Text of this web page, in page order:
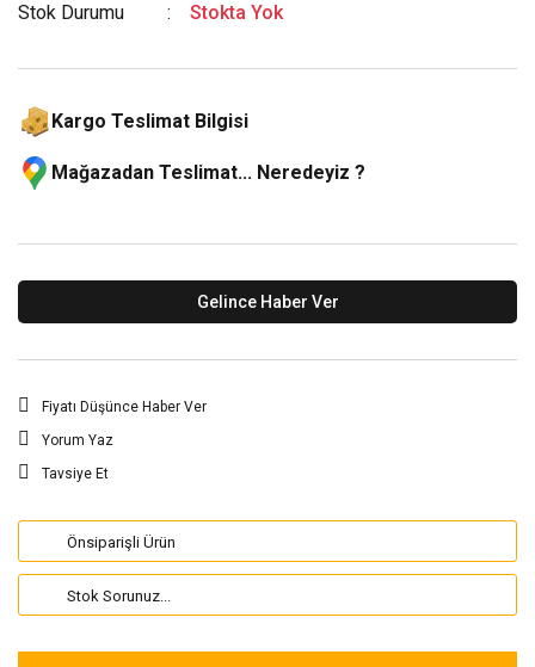
Stok Durumu
Stokta Yok
Kargo Teslimat Bilgisi
Mağazadan Teslimat... Neredeyiz ?
Gelince Haber Ver
Fiyatı Düşünce Haber Ver
Yorum Yaz
Tavsiye Et
Önsiparişli Ürün
Stok Sorunuz...